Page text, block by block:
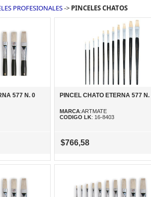
PROFESIONALES-> PINCELES CHATOS
577 N. 0 PINCEL CHATO ETERNA 577 N.
MARCA:ARTMATE
CODIGO LK: 16-8403
$766,58